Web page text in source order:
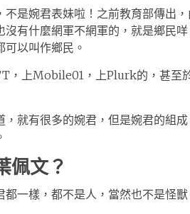
不是婉君表妹啦！之前教育部傳出
沒有什麼網軍不網軍的，就是鄉民
可以叫作鄉民。
，上Mobile01，上Plurk的，甚至
，就有很多的婉君，但是婉君的組
佩文？
都一樣，都不是人，當然也不是怪